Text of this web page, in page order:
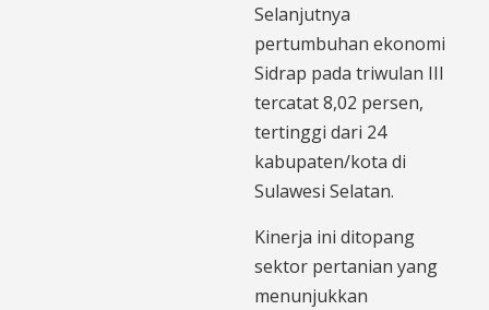
Selanjutnya
pertumbuhan ekonomi
Sidrap pada triwulan III
tercatat 8,02 persen,
tertinggi dari 24
kabupaten/kota di
Sulawesi Selatan.
Kinerja ini ditopang
sektor pertanian yang
menunjukkan